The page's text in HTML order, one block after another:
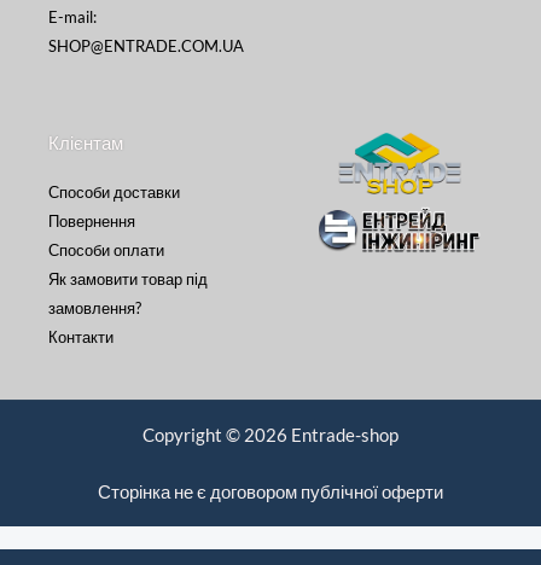
E-mail:
SHOP@ENTRADE.COM.UA
Клієнтам
Способи доставки
Повернення
Способи оплати
Як замовити товар під
замовлення?
Контакти
Copyright © 2026 Entrade-shop
Сторінка не є договором публічної оферти